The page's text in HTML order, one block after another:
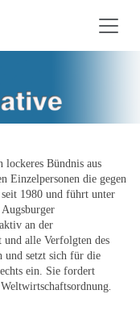
Bündnis aus
Einzelpersonen die gegen
1980 und führt unter
an der
alle Verfolgten des
und setzt sich für die
ein. Sie fordert
.